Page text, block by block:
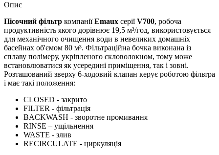
Опис
Пісочний фільтр компаніїEmaux серіїV700, робоча
продуктивність якого дорівнює 19,5 м³/год, використовується
для механічного очищення води в невеликих домашніх
басейнах об'ємом 80 м³. Фільтраційна бочка виконана із
сплаву полімеру, укріпленого скловолокном, тому може
встановлюватися як усередині приміщення, так і зовні.
Розташований зверху 6-ходовий клапан керує роботою фільтра
і має такі положення:
CLOSED - закрито
FILTER - фільтрація
BACKWASH - зворотне промивання
RINSE – ущільнення
WASTE - злив
RECIRCULATE - циркуляція